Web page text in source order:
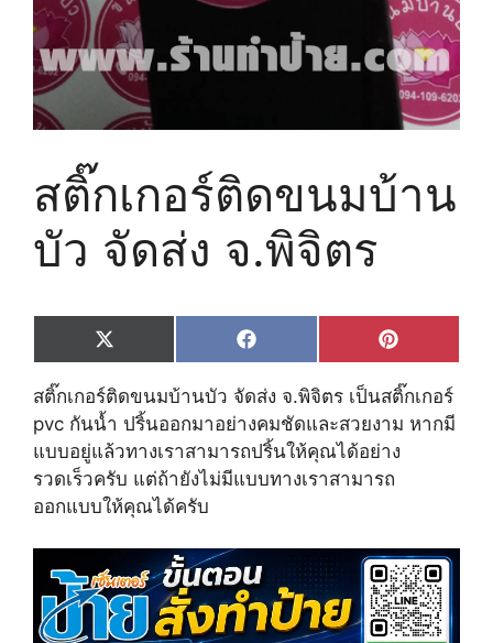
สติ๊กเกอร์ติดขนมบ้าน
บัว จัด​ส่ง ​จ.พิจิตร
Share
on
X
(
T
w
i
t
t
e
r
)
Share
on
F
a
c
e
b
o
o
k
Share
on
P
i
n
t
e
e
สติ๊กเกอร์ติดขนมบ้านบัว จัด​ส่ง ​จ.พิจิตร เป็นสติ๊กเกอร์
pvc กันน้ำ ปริ้นออกมาอย่างคมชัดและสวยงาม หากมี
แบบอยู่แล้วทางเราสามารถปริ้นให้คุณได้อย่าง
รวดเร็วครับ แต่ถ้ายังไม่มีแบบทางเราสามารถ
ออกแบบให้คุณได้ครับ